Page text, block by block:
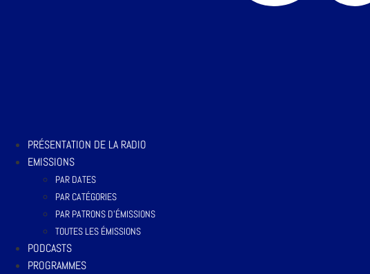
PRÉSENTATION DE LA RADIO
EMISSIONS
PAR DATES
PAR CATÉGORIES
PAR PATRONS D’ÉMISSIONS
TOUTES LES ÉMISSIONS
PODCASTS
PROGRAMMES